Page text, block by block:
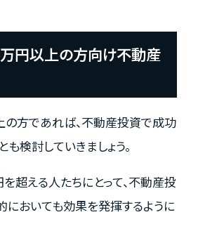
円以上の方向け不動産
方であれば、不動産投資で成功
も検討していきましょう。
超える人たちにとって、不動産投
においても効果を発揮するように